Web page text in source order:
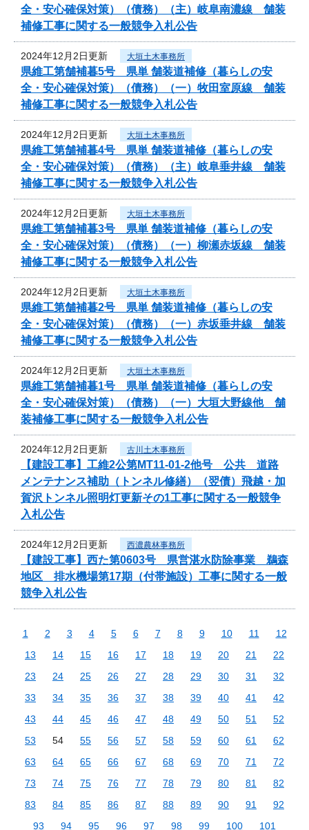
全・安心確保対策）（債務）（主）岐阜南濃線 舗装
補修工事に関する一般競争入札公告
2024年12月2日更新 大垣土木事務所
県維工第舗補暮5号 県単 舗装道補修（暮らしの安
全・安心確保対策）（債務）（一）牧田室原線 舗装
補修工事に関する一般競争入札公告
2024年12月2日更新 大垣土木事務所
県維工第舗補暮4号 県単 舗装道補修（暮らしの安
全・安心確保対策）（債務）（主）岐阜垂井線 舗装
補修工事に関する一般競争入札公告
2024年12月2日更新 大垣土木事務所
県維工第舗補暮3号 県単 舗装道補修（暮らしの安
全・安心確保対策）（債務）（一）柳瀬赤坂線 舗装
補修工事に関する一般競争入札公告
2024年12月2日更新 大垣土木事務所
県維工第舗補暮2号 県単 舗装道補修（暮らしの安
全・安心確保対策）（債務）（一）赤坂垂井線 舗装
補修工事に関する一般競争入札公告
2024年12月2日更新 大垣土木事務所
県維工第舗補暮1号 県単 舗装道補修（暮らしの安
全・安心確保対策）（債務）（一）大垣大野線他 舗
装補修工事に関する一般競争入札公告
2024年12月2日更新 古川土木事務所
【建設工事】工維2公第MT11-01-2他号 公共 道路
メンテナンス補助（トンネル修繕）（翌債）飛越・加
賀沢トンネル照明灯更新その1工事に関する一般競争
入札公告
2024年12月2日更新 西濃農林事務所
【建設工事】西た第0603号 県営湛水防除事業 鵜森
地区 排水機場第17期（付帯施設）工事に関する一般
競争入札公告
1 2 3 4 5 6 7 8 9 10 11
12
13
14 15 16 17 18 19 20 21
22
23
24 25 26 27 28 29 30 31
32
33
34 35 36 37 38 39 40 41
42
43
44 45 46 47 48 49 50 51
52
53
54 55 56 57 58 59 60 61
62
63
64 65 66 67 68 69 70 71
72
73
74 75 76 77 78 79 80 81
82
83
84 85 86 87 88 89 90 91
92
93
94 95 96 97 98 99 100
101